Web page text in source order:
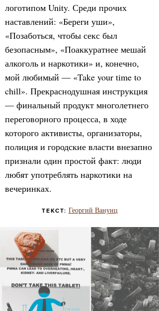
логотипом Unity. Среди прочих
наставлений: «Береги уши»,
«Позаботься, чтобы секс был
безопасным», «Поаккуратнее мешай
алкоголь и наркотики» и, конечно,
мой любимый — «Take your time to
chill». Прекраснодушная инструкция
— финальный продукт многолетнего
переговорного процесса, в ходе
которого активисты, организаторы,
полиция и городские власти внезапно
признали один простой факт: люди
любят употреблять наркотики на
вечеринках.
ТЕКСТ: Георгий Ванунц